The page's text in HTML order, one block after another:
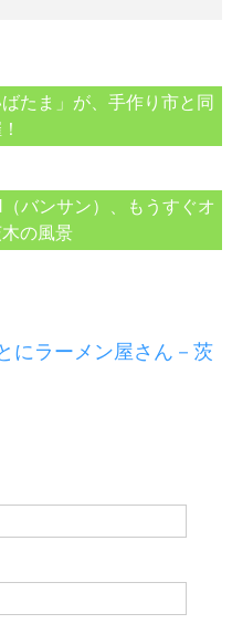
たま」が、手作り市と同
バンサン）、もうすぐオ
の風景
にラーメン屋さん－茨